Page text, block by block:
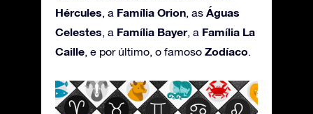
Hércules , a Família Orion , as Águas
Celestes , a Família Bayer, a Família La
Caille , e por último, o famoso Zodíaco